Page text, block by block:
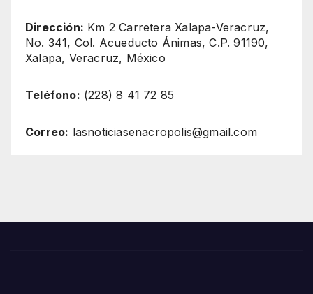
Dirección: Km 2 Carretera Xalapa-Veracruz,
No. 341, Col. Acueducto Ánimas, C.P. 91190,
Xalapa, Veracruz, México
Teléfono: (228) 8 41 72 85
Correo: lasnoticiasenacropolis@gmail.com